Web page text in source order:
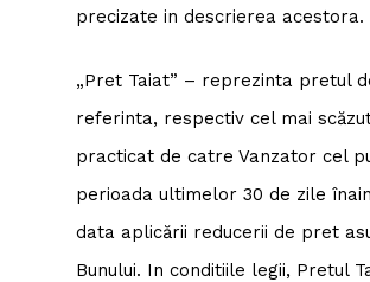
precizate in descrierea acestora.
„Pret Taiat” – reprezinta pretul
referinta, respectiv cel mai
practicat de catre Vanzator cel
perioada ultimelor 30 de zile
data aplicării reducerii de pret
Bunului. In conditiile legii, Pretul